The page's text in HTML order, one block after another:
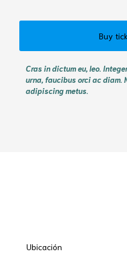
Buy
Cras in dictum eu, leo.
urna, faucibus orci ac diam.
adipiscing metus.
Ubicación